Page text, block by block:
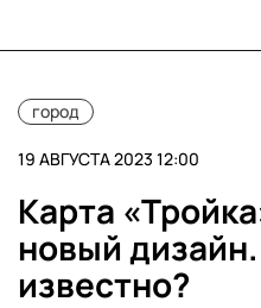
город
19 АВГУСТА 2023 12:00
Карта
новый
известно?